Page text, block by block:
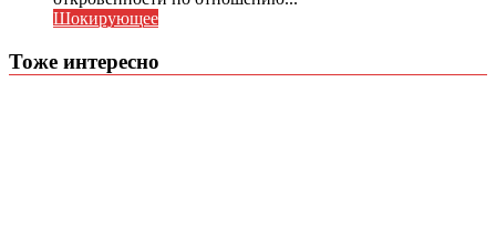
Шокирующее
Тоже интересно